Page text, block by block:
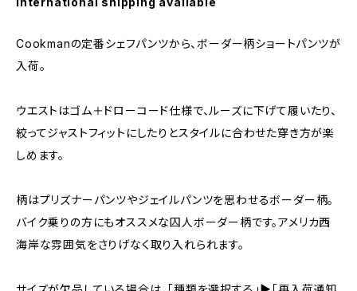
Cookmanの定番シェフパンツから、ボーダー柄ショートパンツが
入荷。
ウエストはゴム＋ドローコード仕様で、ルーズに下げて履いたり、
絞ってジャストフィットにしたりとスタイルに合わせた穿き方が楽
しめます。
柄はプリズナーパンツやジェイルパンツを思わせるボーダー柄。
バイク乗りの方にもオススメな囚人ボーダー柄です。アメリカ西
海岸な雰囲気をさりげなく取り入れられます。